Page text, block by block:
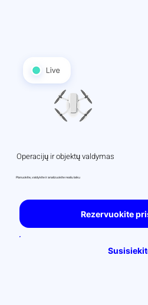
Operacijų ir objektų valdymas
Planuokite, valdykite ir analizuokite realiu laiku
Rezervuokite